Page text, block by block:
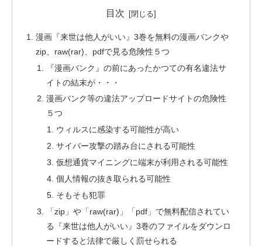
目次
漫画『来世は他人がいい』3巻を無料の漫画バンクや
zip、raw(rar)、pdfで見る危険性５つ
『漫画バンク』の前にあったかつての有名違法サ
イトの結末が・・・
漫画バンク等の違法アップロードサイトの危険性
５つ
ウィルスに感染する可能性が高い
サイバー攻撃の踏み台にされる可能性
仮想通貨マイニングに端末が利用される可能性
個人情報の抜き取られる可能性
そもそも犯罪
「zip」や「raw(rar)」「pdf」で無料配信されてい
る『来世は他人がいい』3巻のファイルをダウンロ
ードすると法律で厳しく罰せられる